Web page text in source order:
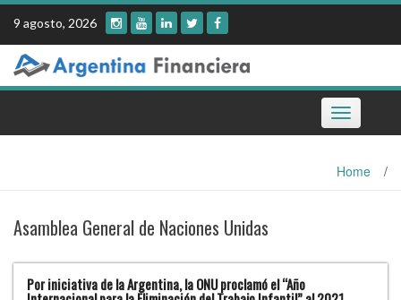
Skip
content
9 agosto, 2026
Toggle
navigation
Home /
Asamblea General de Naciones Unidas
Por iniciativa de la Argentina, la ONU proclamó el “Año